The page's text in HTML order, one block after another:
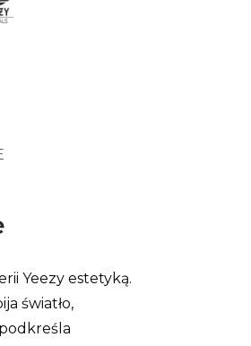
Yeezy estetyką.
światło,